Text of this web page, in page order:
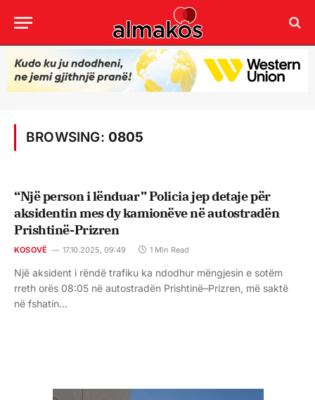
BROWSING: 0805
“Një person i lënduar” Policia jep detaje për
aksidentin mes dy kamionëve në autostradën
Prishtinë-Prizren
KOSOVË 17.10.2025, 09:49 1 Min Read
Një aksident i rëndë trafiku ka ndodhur mëngjesin e sotëm
rreth orës 08:05 në autostradën Prishtinë–Prizren, më saktë
në fshatin…